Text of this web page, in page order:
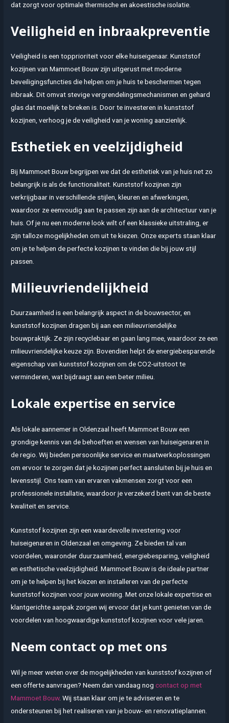
dat zorgt voor optimale thermische en akoestische isolatie.
Veiligheid en inbraakpreventie
Veiligheid is een topprioriteit voor elke huiseigenaar. Kunststof
kozijnen van Mammoet Bouw zijn uitgerust met moderne
beveiligingsfuncties die helpen om je huis te beschermen tegen
inbraak. Dit omvat stevige vergrendelingsmechanismen en gehard
glas dat moeilijk te breken is. Door te investeren in kunststof
kozijnen, verhoog je de veiligheid van je woning aanzienlijk.
Esthetiek en veelzijdigheid
Bij Mammoet Bouw begrijpen we dat de esthetiek van je huis net zo
belangrijk is als de functionaliteit. Kunststof kozijnen zijn
verkrijgbaar in verschillende stijlen, kleuren en afwerkingen,
waardoor ze eenvoudig aan te passen zijn aan de architectuur van je
huis. Of je nu een moderne look wilt of een klassieke uitstraling, er
zijn talloze mogelijkheden om uit te kiezen. Onze experts staan klaar
om je te helpen de perfecte kozijnen te vinden die bij jouw stijl
passen.
Milieuvriendelijkheid
Duurzaamheid is een belangrijk aspect in de bouwsector, en
kunststof kozijnen dragen bij aan een milieuvriendelijke
bouwpraktijk. Ze zijn recyclebaar en gaan lang mee, waardoor ze een
milieuvriendelijke keuze zijn. Bovendien helpt de energiebesparende
eigenschap van kunststof kozijnen om de CO2-uitstoot te
verminderen, wat bijdraagt aan een beter milieu.
Lokale expertise en service
Als lokale aannemer in Oldenzaal heeft Mammoet Bouw een
grondige kennis van de behoeften en wensen van huiseigenaren in
de regio. Wij bieden persoonlijke service en maatwerkoplossingen
om ervoor te zorgen dat je kozijnen perfect aansluiten bij je huis en
levensstijl. Ons team van ervaren vakmensen zorgt voor een
professionele installatie, waardoor je verzekerd bent van de beste
kwaliteit en service.
Kunststof kozijnen zijn een waardevolle investering voor
huiseigenaren in Oldenzaal en omgeving. Ze bieden tal van
voordelen, waaronder duurzaamheid, energiebesparing, veiligheid
en esthetische veelzijdigheid. Mammoet Bouw is de ideale partner
om je te helpen bij het kiezen en installeren van de perfecte
kunststof kozijnen voor jouw woning. Met onze lokale expertise en
klantgerichte aanpak zorgen wij ervoor dat je kunt genieten van de
voordelen van hoogwaardige kunststof kozijnen voor vele jaren.
Neem contact op met ons
Wil je meer weten over de mogelijkheden van kunststof kozijnen of
een offerte aanvragen? Neem dan vandaag nogcontact op met
Mammoet Bouw. Wij staan klaar om je te adviseren en te
ondersteunen bij het realiseren van je bouw- en renovatieplannen.